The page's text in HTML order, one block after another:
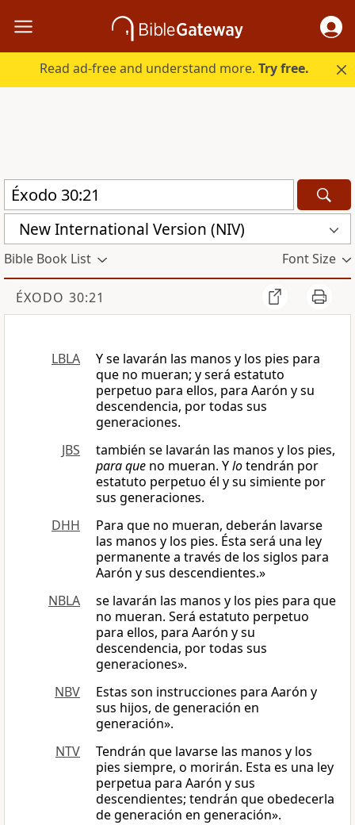
Read ad-free and understand more.Try free.
New International Version (NIV)
Bible Book List Font Size
ÉXODO 30:21
LBLA
Y se lavarán las manos y los pies para
que no mueran; y será estatuto
perpetuo para ellos, para Aarón y su
descendencia, por todas sus
generaciones.
JBS
también se lavarán las manos y los pies,
para que no mueran. Ylotendrán por
estatuto perpetuo él y su simiente por
sus generaciones.
DHH
Para que no mueran, deberán lavarse
las manos y los pies. Ésta será una ley
permanente a través de los siglos para
Aarón y sus descendientes.»
NBLA
se lavarán las manos y los pies para que
no mueran. Será estatuto perpetuo
para ellos, para Aarón y su
descendencia, por todas sus
generaciones».
NBV
Estas son instrucciones para Aarón y
sus hijos, de generación en
generación».
NTV
Tendrán que lavarse las manos y los
pies siempre, o morirán. Esta es una ley
perpetua para Aarón y sus
descendientes; tendrán que obedecerla
de generación en generación».